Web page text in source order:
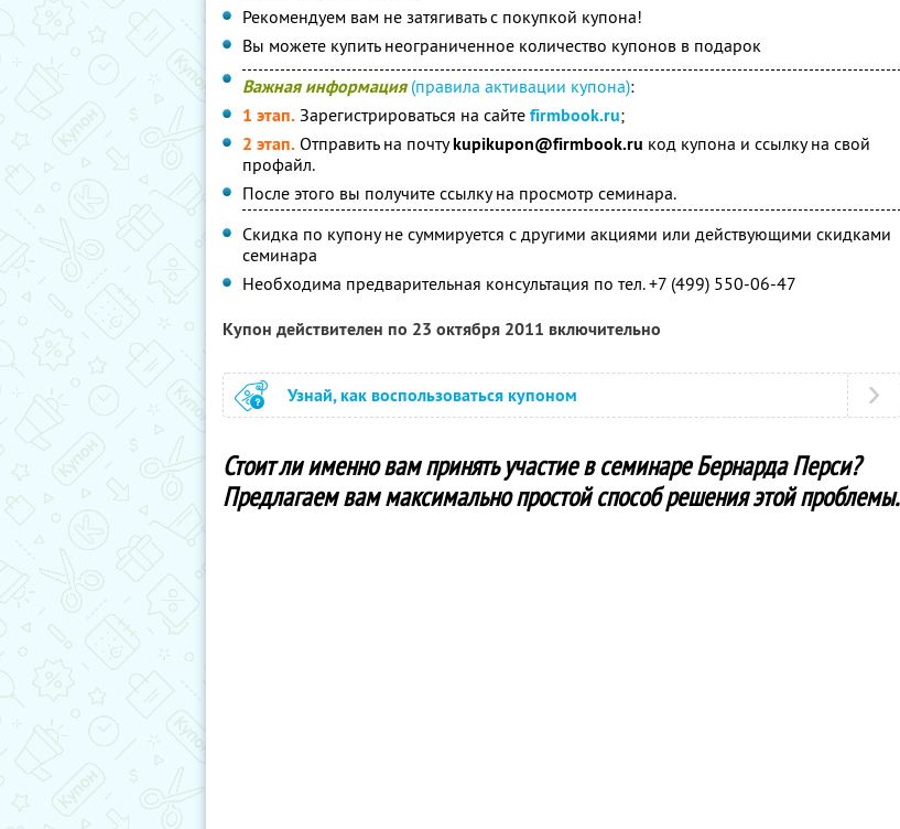
Рекомендуем вам не затягивать с покупкой купона!
Вы можете купить неограниченное количество купонов в подарок
Важная информация(правила активации купона):
1 этап. Зарегистрироваться на сайте firmbook.ru;
2 этап. Отправить на почтуkupikupon@firmbook.ru код купона и ссылку на свой
профайл.
После этого вы получите ссылку на просмотр семинара.
Скидка по купону не суммируется с другими акциями или действующими скидками
семинара
Необходима предварительная консультация по тел. +7 (499) 550-06-47
Купон действителен по 23 октября 2011 включительно
Узнай, как воспользоваться купоном
Стоит ли именно вам принять участие в семинаре Бернарда Перси?
Предлагаем вам максимально простой способ решения этой проблемы.